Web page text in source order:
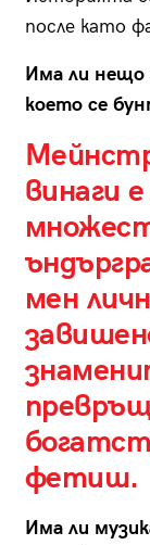
после като
Има ли нещо
което се
винаги
мен
фетиш.
Има ли